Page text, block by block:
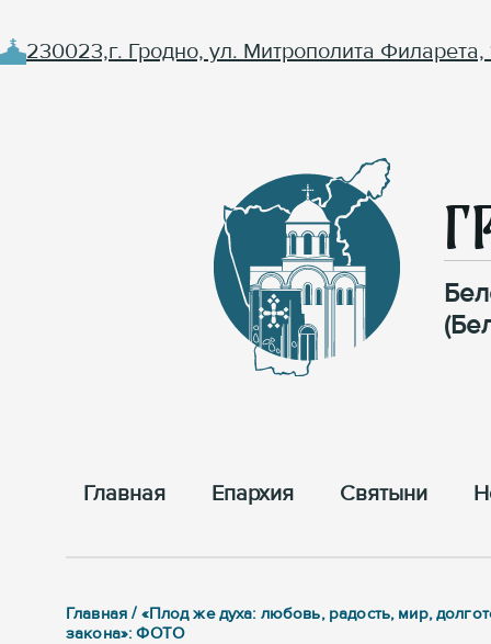
230023,г. Гродно, ул. Митрополита Филарета,
Главная Епархия Cвятыни
Главная / «Плод же духа: любовь, радость, мир,
закона»: ФОТО